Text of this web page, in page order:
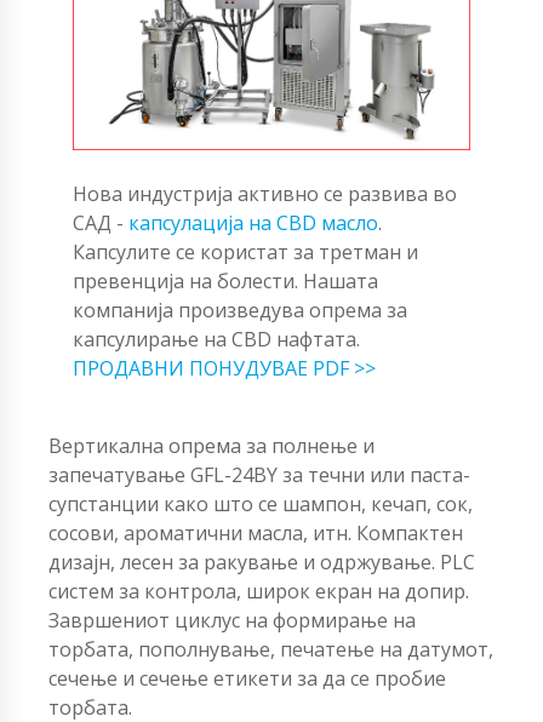
Нова индустрија активно се развива во
САД - капсулација на CBD масло.
Капсулите се користат за третман и
превенција на болести. Нашата
компанија произведува опрема за
капсулирање на CBD нафтата.
ПРОДАВНИ ПОНУДУВАЕ PDF >>
Вертикална опрема за полнење и
запечатување GFL-24BY за течни или паста-
супстанции како што се шампон, кечап, сок,
сосови, ароматични масла, итн. Компактен
дизајн, лесен за ракување и одржување. PLC
систем за контрола, широк екран на допир.
Завршениот циклус на формирање на
торбата, пополнување, печатење на датумот,
сечење и сечење етикети за да се пробие
торбата.